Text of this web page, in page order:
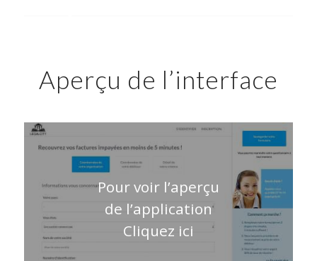
Aperçu de l’interface
Pour voir l’aperçu
de l’application
Cliquez ici